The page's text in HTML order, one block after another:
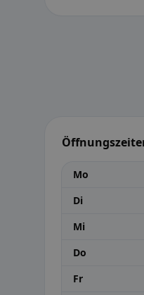
Mo
Di
Mi
Do
Fr